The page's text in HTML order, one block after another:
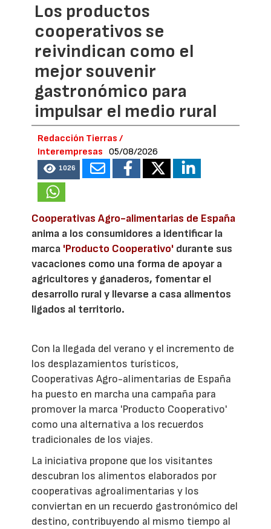
Los productos
cooperativos se
reivindican como el
mejor souvenir
gastronómico para
impulsar el medio rural
Redacción Tierras /
Interempresas
05/08/2026
1026
Cooperativas Agro-alimentarias de España
anima a los consumidores a identificar la
marca 'Producto Cooperativo' durante sus
vacaciones como una forma de apoyar a
agricultores y ganaderos, fomentar el
desarrollo rural y llevarse a casa alimentos
ligados al territorio.
Con la llegada del verano y el incremento de
los desplazamientos turísticos,
Cooperativas Agro-alimentarias de España
ha puesto en marcha una campaña para
promover la marca 'Producto Cooperativo'
como una alternativa a los recuerdos
tradicionales de los viajes.
La iniciativa propone que los visitantes
descubran los alimentos elaborados por
cooperativas agroalimentarias y los
conviertan en un recuerdo gastronómico del
destino, contribuyendo al mismo tiempo al